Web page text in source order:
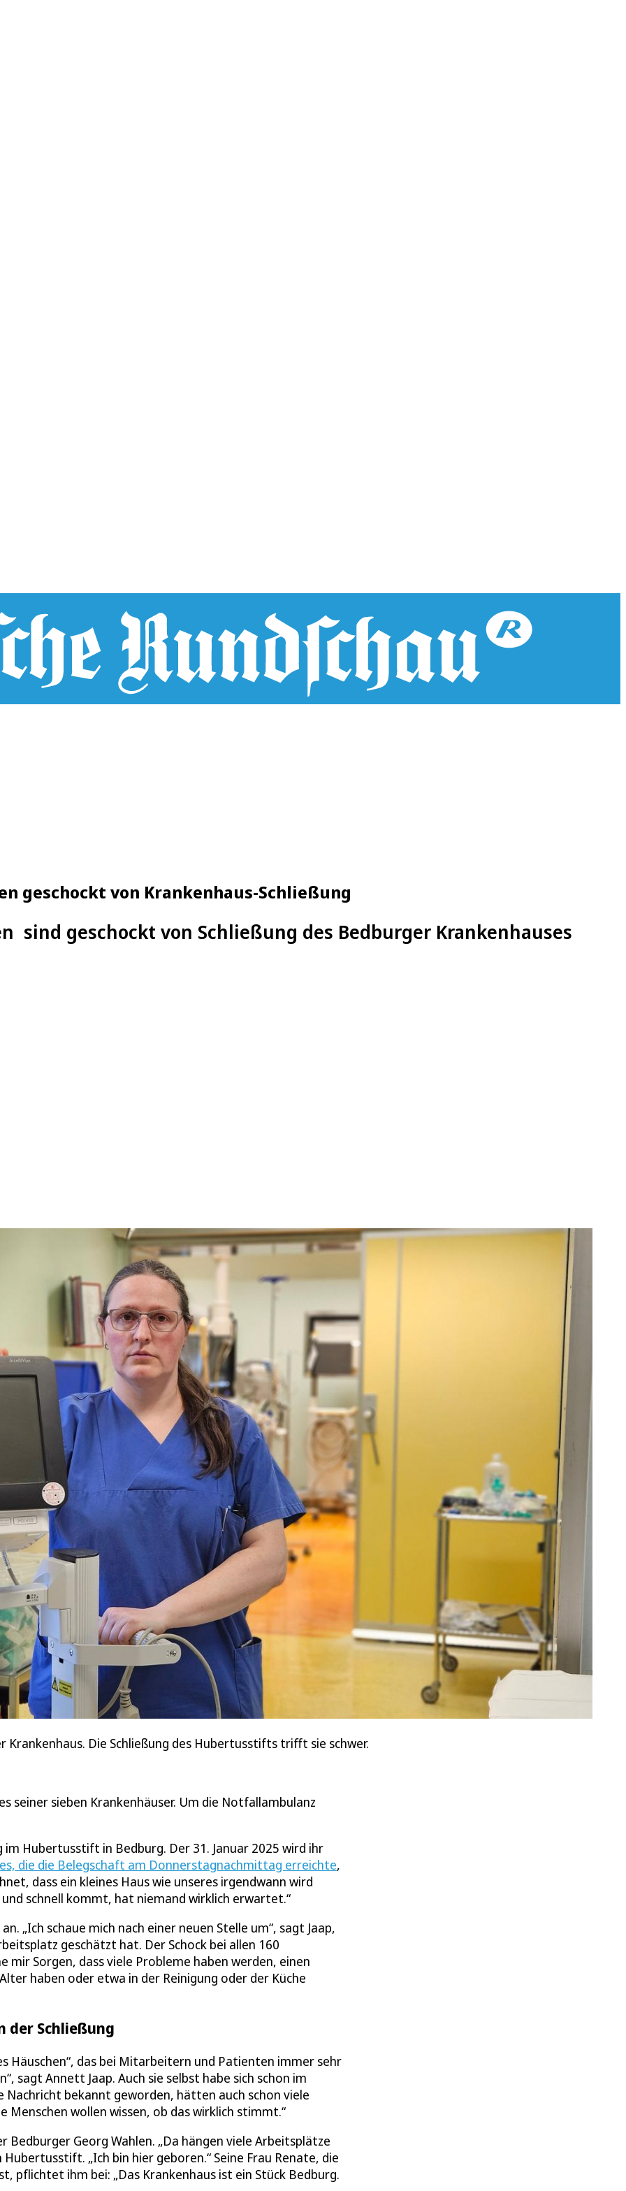
geschockt von Krankenhaus-Schließung
sind geschockt von Schließung des Bedburger Krankenhauses
Die Schließung des Hubertusstifts trifft sie schwer.
sieben Krankenhäuser. Um die Notfallambulanz
Hubertusstift in Bedburg. Der 31. Januar 2025 wird ihr
die die Belegschaft am Donnerstagnachmittag erreichte,
dass ein kleines Haus wie unseres irgendwann wird
und schnell kommt, hat niemand wirklich erwartet.“
„Ich schaue mich nach einer neuen Stelle um“, sagt Jaap,
geschätzt hat. Der Schock bei allen 160
Sorgen, dass viele Probleme haben werden, einen
haben oder etwa in der Reinigung oder der Küche
der Schließung
Häuschen“, das bei Mitarbeitern und Patienten immer sehr
sagt Annett Jaap. Auch sie selbst habe sich schon im
Nachricht bekannt geworden, hätten auch schon viele
wollen wissen, ob das wirklich stimmt.“
Bedburger Georg Wahlen. „Da hängen viele Arbeitsplätze
„Ich bin hier geboren.“ Seine Frau Renate, die
pflichtet ihm bei: „Das Krankenhaus ist ein Stück Bedburg.